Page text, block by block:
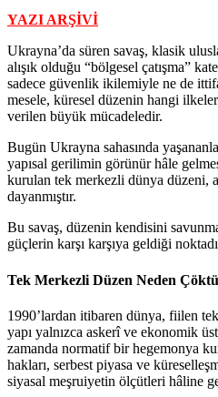
YAZI ARŞİVİ
Ukrayna’da süren savaş, klasik
alışık olduğu “bölgesel çatışma”
sadece güvenlik ikilemiyle ne de
mesele, küresel düzenin hangi
verilen büyük mücadeledir.
Bugün Ukrayna sahasında
yapısal gerilimin görünür hâle
kurulan tek merkezli dünya düzeni,
dayanmıştır.
Bu savaş, düzenin kendisini
güçlerin karşı karşıya geldiği
Tek Merkezli Düzen Neden
1990’lardan itibaren dünya, fiilen
yapı yalnızca askerî ve ekonomik
zamanda normatif bir hegemonya
hakları, serbest piyasa ve
siyasal meşruiyetin ölçütleri hâline